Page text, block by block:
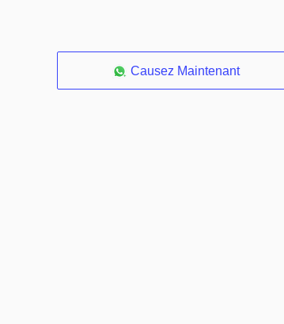
Causez Maintenant